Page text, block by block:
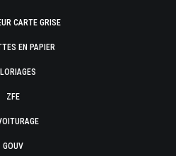
CARTE GRISE
EN PAPIER
ZFE
GOUV